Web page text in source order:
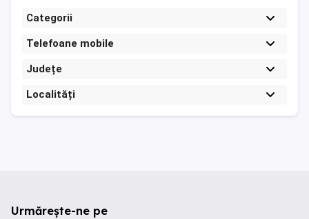
Categorii
Telefoane mobile
Județe
Localități
Urmărește-ne pe